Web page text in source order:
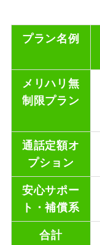
プラン名例
メリハリ無
制限プラン
通話定額オ
プション
安心サポー
ト・補償系
合計